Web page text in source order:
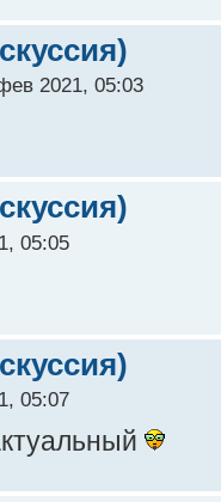
2021, 05:03
05:05
05:07